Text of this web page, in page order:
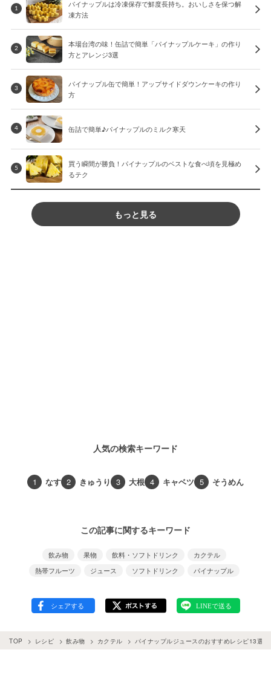
1
パイナップルは冷凍保存で鮮度長持ち。おいしさを保つ解
凍方法
2
本場台湾の味！缶詰で簡単「パイナップルケーキ」の作り
方とアレンジ3選
3
パイナップル缶で簡単！アップサイドダウンケーキの作り
方
4 缶詰で簡単♪パイナップルのミルク寒天
5
買う瞬間が勝負！パイナップルのベストな食べ頃を見極め
るテク
もっと見る
人気の検索キーワード
1 なす 2 きゅうり 3 大根 4 キャベツ 5 そうめん
この記事に関するキーワード
飲み物 果物 飲料・ソフトドリンク
カクテル
熱帯フルーツ
ジュース ソフトドリンク パイナップル
TOP レシピ 飲み物 カクテル パイナップルジュースのおすすめレシピ13選♪